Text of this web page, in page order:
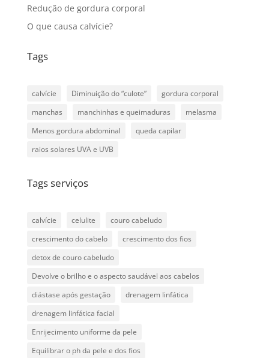
Redução de gordura corporal
O que causa calvície?
Tags
calvície Diminuição do “culote”
gordura corporal
manchas
manchinhas e queimaduras
melasma
Menos gordura abdominal
queda capilar
raios solares UVA e UVB
Tags serviços
calvície celulite
couro cabeludo
crescimento do cabelo
crescimento dos fios
detox de couro cabeludo
Devolve o brilho e o aspecto saudável aos cabelos
diástase após gestação
drenagem linfática
drenagem linfática facial
Enrijecimento uniforme da pele
Equilibrar o ph da pele e dos fios